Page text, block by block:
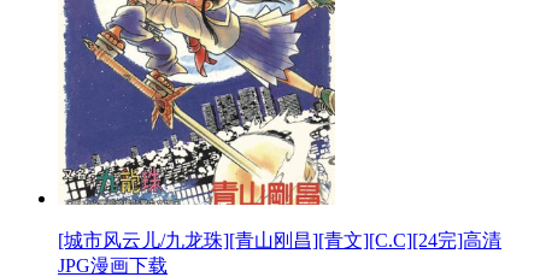
[城市风云儿/九龙珠][青山刚昌][青文][C.C][24完]高清
JPG漫画下载